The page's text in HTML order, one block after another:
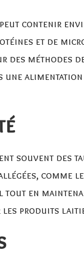
contenir
et de
méthodes
alimentation
souvent des
comme
en
les produits